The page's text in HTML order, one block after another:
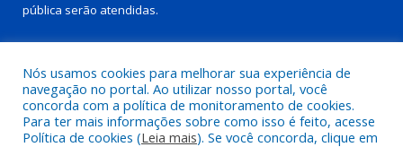
pública serão atendidas.
Nós usamos cookies para melhorar sua experiência de
navegação no portal. Ao utilizar nosso portal, você
concorda com a política de monitoramento de cookies.
Para ter mais informações sobre como isso é feito, acesse
Política de cookies (Leia mais). Se você concorda, clique em